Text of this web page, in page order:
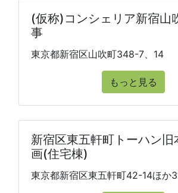
(仮称)コンシェリア新宿山
事
東京都新宿区山吹町348-7、14
もっと見る
新宿区東五軒町トーハン旧
画(住宅棟)
東京都新宿区東五軒町42-14ほか